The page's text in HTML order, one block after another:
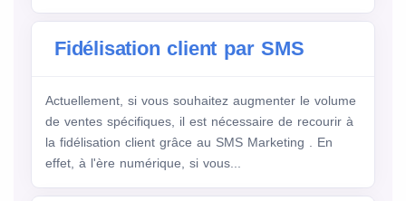
Fidélisation client par SMS
Actuellement, si vous souhaitez augmenter le volume
de ventes spécifiques, il est nécessaire de recourir à
la fidélisation client grâce au SMS Marketing . En
effet, à l'ère numérique, si vous...